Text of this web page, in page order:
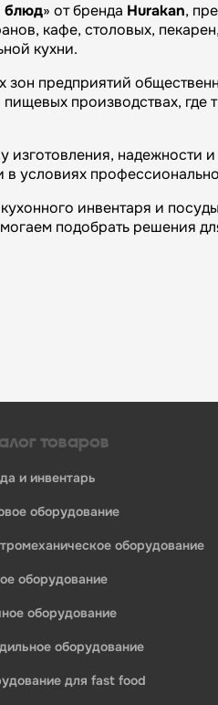
блюд» от бренда Hurakan,
кафе, столовых,
кухни.
предприятий
производствах, где
изготовления, надежности и
в условиях
инвентаря и
подобрать решения
товаров
и инвентарь
оборудование
оборудование
оборудование
оборудование
оборудование
для fast food